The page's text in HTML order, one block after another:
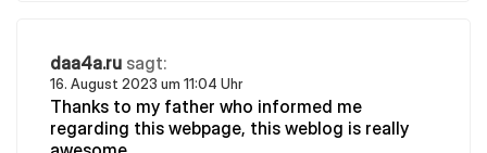
daa4a.ru sagt:
16. August 2023 um 11:04 Uhr
Thanks to my father who informed me
regarding this webpage, this weblog is really